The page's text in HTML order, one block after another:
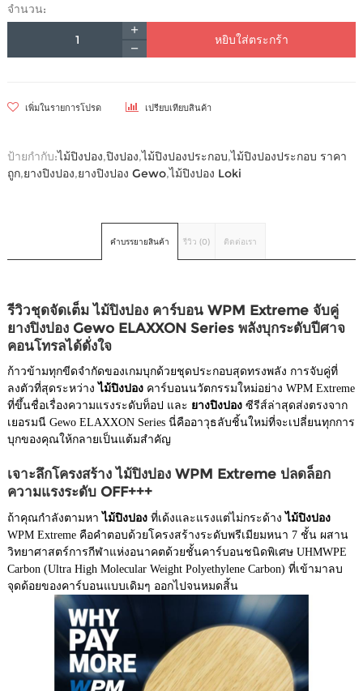
จำนวน:
หยิบใส่ตระกร้า
เพิ่มในรายการโปรด เปรียบเทียบสินค้า
ป้ายกำกับ:ไม้ปิงปอง,ปิงปอง,ไม้ปิงปองประกอบ,ไม้ปิงปองประกอบ ราคา
ถูก,ยางปิงปอง,ยางปิงปอง Gewo,ไม้ปิงปอง Loki
คำบรรยายสินค้า รีวิว (0) ติดต่อเรา
รีวิวชุดจัดเต็ม ไม้ปิงปอง คาร์บอน WPM Extreme จับคู่
ยางปิงปอง Gewo ELAXXON Series พลังบุกระดับปีศาจ
คอนโทรลได้ดั่งใจ
ก้าวข้ามทุกขีดจำกัดของเกมบุกด้วยชุดประกอบสุดทรงพลัง การจับคู่ที่
ลงตัวที่สุดระหว่าง ไม้ปิงปอง คาร์บอนนวัตกรรมใหม่อย่าง WPM Extreme
ที่ขึ้นชื่อเรื่องความแรงระดับท็อป และ ยางปิงปอง ซีรีส์ล่าสุดส่งตรงจาก
เยอรมนี Gewo ELAXXON Series นี่คืออาวุธลับชิ้นใหม่ที่จะเปลี่ยนทุกการ
บุกของคุณให้กลายเป็นแต้มสำคัญ
เจาะลึกโครงสร้าง ไม้ปิงปอง WPM Extreme ปลดล็อก
ความแรงระดับ OFF+++
ถ้าคุณกำลังตามหาไม้ปิงปอง ที่เด้งและแรงแต่ไม่กระด้างไม้ปิงปอง
WPM Extreme คือคำตอบด้วยโครงสร้างระดับพรีเมียมหนา 7 ชั้น ผสาน
วิทยาศาสตร์การกีฬาแห่งอนาคตด้วยชั้นคาร์บอนชนิดพิเศษ UHMWPE
Carbon (Ultra High Molecular Weight Polyethylene Carbon) ที่เข้ามาลบ
จุดด้อยของคาร์บอนแบบเดิมๆ ออกไปจนหมดสิ้น